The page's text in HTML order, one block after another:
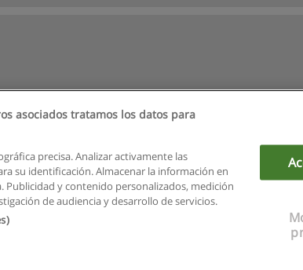
con Educaedu
asociados tratamos los datos para
precisa. Analizar activamente las
su identificación. Almacenar la información en
Publicidad y contenido personalizados, medición
de audiencia y desarrollo de servicios.